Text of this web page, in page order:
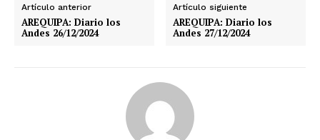
Artículo anterior
AREQUIPA: Diario los
Andes 26/12/2024
Artículo siguiente
AREQUIPA: Diario los
Andes 27/12/2024